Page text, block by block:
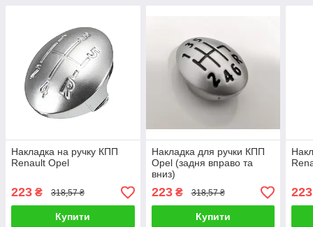
Накладка на ручку КПП
Renault Opel
223 ₴ 318,57 ₴
Купити
Накладка для ручки КПП
Opel (задня вправо та
вниз)
223₴ 318,57 ₴
Купити
223